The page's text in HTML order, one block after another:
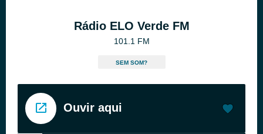
Rádio ELO Verde FM
101.1 FM
SEM SOM?
Ouvir aqui